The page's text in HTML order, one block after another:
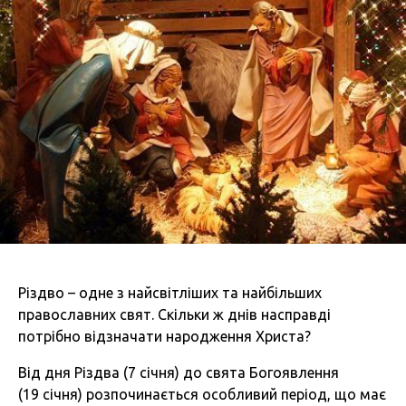
Різдво – одне з найсвітліших та найбільших
православних свят. Скільки ж днів насправді
потрібно відзначати народження Христа?
Від дня Різдва (7 січня) до свята Богоявлення
(19 січня) розпочинається особливий період, що має